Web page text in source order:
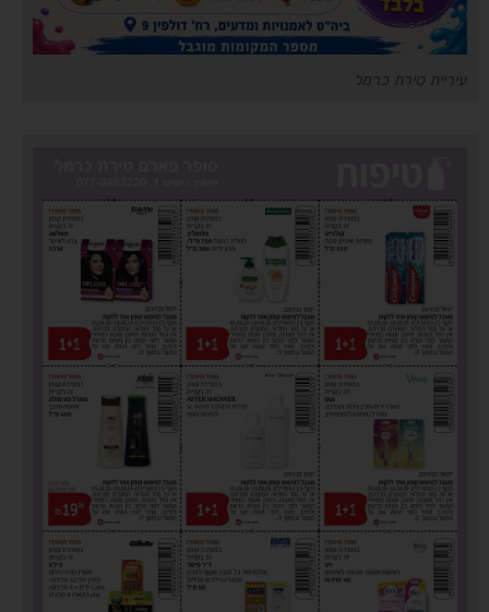
עיריית טירת כרמל